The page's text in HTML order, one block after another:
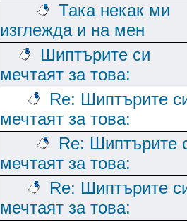
Така некак ми
изглежда и на мен
Шиптърите си
мечтаят за това:
Re: Шиптърите
мечтаят за това:
Re: Шиптърите
мечтаят за това:
Re: Шиптърите
мечтаят за това: